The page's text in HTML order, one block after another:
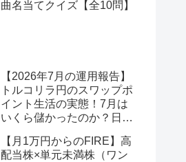
曲名当てクイズ【全10問】
【2026年7月の運用報告】
トルコリラ円のスワップポ
イント生活の実態！7月は
いくら儲かったのか？日本
へ一歩進んだ？
【月1万円からのFIRE】高
配当株×単元未満株（ワン